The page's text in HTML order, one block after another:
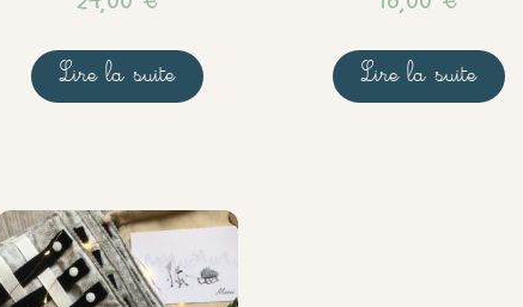
Lire la suite Lire la suite